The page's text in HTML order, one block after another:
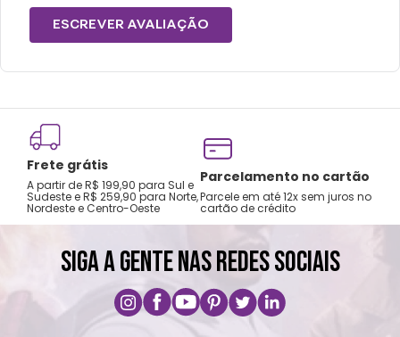
ESCREVER AVALIAÇÃO
Frete grátis
A partir de R$ 199,90 para Sul e
Sudeste e R$ 259,90 para Norte,
Nordeste e Centro-Oeste
Parcelamento no cartão
Parcele em até 12x sem juros no
cartão de crédito
SIGA A GENTE NAS REDES SOCIAIS